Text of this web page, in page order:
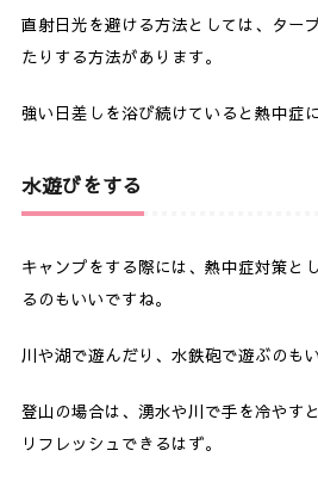
直射日光を避ける方法としては、ター
たりする方法があります。
強い日差しを浴び続けていると熱中症
水遊びをする
キャンプをする際には、熱中症対策と
るのもいいですね。
川や湖で遊んだり、水鉄砲で遊ぶのも
登山の場合は、湧水や川で手を冷やす
リフレッシュできるはず。